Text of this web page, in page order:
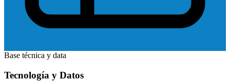
Base técnica y data
Tecnología y Datos